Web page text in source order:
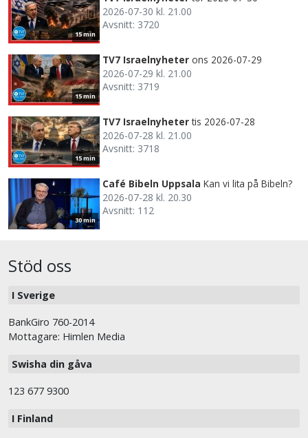
15 min
2026-07-30 kl. 21.00
Avsnitt: 3720
15 min
TV7 Israelnyheter ons 2026-07-29
2026-07-29 kl. 21.00
Avsnitt: 3719
15 min
TV7 Israelnyheter tis 2026-07-28
2026-07-28 kl. 21.00
Avsnitt: 3718
30 min
Café Bibeln Uppsala Kan vi lita på Bibeln?
2026-07-28 kl. 20.30
Avsnitt: 112
Stöd oss
I Sverige
BankGiro 760-2014
Mottagare: Himlen Media
Swisha din gåva
123 677 9300
I Finland